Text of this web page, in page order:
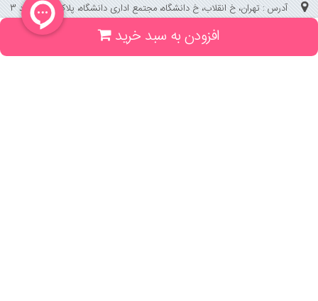
افزودن به سبد خرید
آدرس : تهران، خ انقلاب، خ دانشگاه، مجتمع اداری دانشگاه، پلاک 158 واحد 3
(جهت خرید حضوری، تلفنی ، پیگیری سفارشات سایت با شماره تلفن 02166175070
تماس حاصل فرمایید)